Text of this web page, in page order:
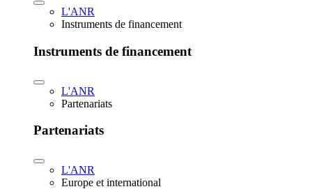
L'ANR
Instruments de financement
Instruments de financement
L'ANR
Partenariats
Partenariats
L'ANR
Europe et international